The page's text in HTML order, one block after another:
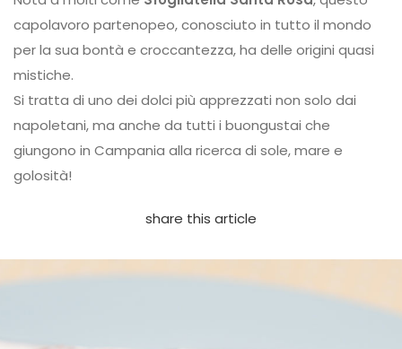
capolavoro partenopeo, conosciuto in tutto il mondo
per la sua bontà e croccantezza, ha delle origini quasi
mistiche.
Si tratta di uno dei dolci più apprezzati non solo dai
napoletani, ma anche da tutti i buongustai che
giungono in Campania alla ricerca di sole, mare e
golosità!
share this article